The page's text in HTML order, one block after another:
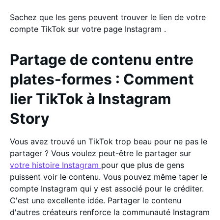
Sachez que les gens peuvent trouver le lien de votre
compte TikTok sur votre page Instagram .
Partage de contenu entre
plates-formes : Comment
lier TikTok à Instagram
Story
Vous avez trouvé un TikTok trop beau pour ne pas le
partager ? Vous voulez peut-être le partager sur
votre histoire Instagram pour que plus de gens
puissent voir le contenu. Vous pouvez même taper le
compte Instagram qui y est associé pour le créditer.
C'est une excellente idée. Partager le contenu
d'autres créateurs renforce la communauté Instagram